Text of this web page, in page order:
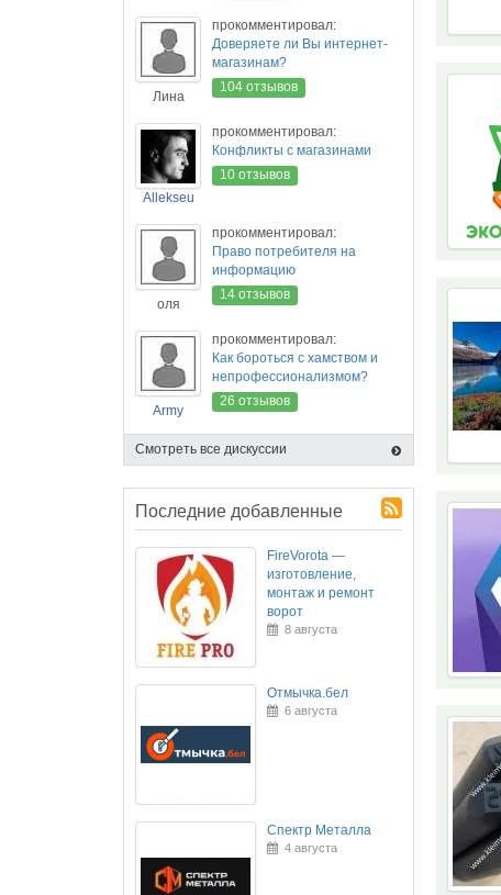
Лина
прокомментировал:
Доверяете ли Вы интернет-
магазинам?
104 отзывов
Allekseu
прокомментировал:
Конфликты с магазинами
10 отзывов
оля
прокомментировал:
Право потребителя на
информацию
14 отзывов
Army
прокомментировал:
Как бороться с хамством и
непрофессионализмом?
26 отзывов
Смотреть все дискуссии
Последние добавленные
FireVorota —
изготовление,
монтаж и ремонт
ворот
8 августа
Отмычка.бел
6 августа
Спектр Металла
4 августа